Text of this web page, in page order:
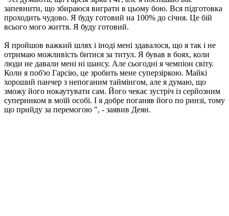
запевнити, що збираюся виграти в цьому бою. Вся підготовка
проходить чудово. Я буду готовий на 100% до січня. Це бій
всього мого життя. Я буду готовий.
Я пройшов важкий шлях і іноді мені здавалося, що я так і не
отримаю можливість битися за титул. Я бував в боях, коли
люди не давали мені ні шансу. Але сьогодні я чемпіон світу.
Коли я поб'ю Гарсію, це зробить мене суперзіркою. Майкі
хороший панчер з непоганим таймінгом, але я думаю, що
зможу його нокаутувати сам. Його чекає зустріч із серйозним
суперником в моїй особі. І я добре поганяв його по ринзі, тому
що прийду за перемогою ", - заявив Деян.